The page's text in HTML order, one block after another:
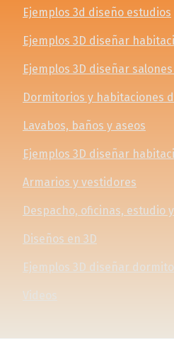
Ejemplos 3d diseño estudios
Ejemplos 3D diseñar
Ejemplos 3D diseñar
Dormitorios y habitaciones
Lavabos, baños y aseos
Ejemplos 3D diseñar
Armarios y vestidores
Despacho, oficinas, estudio
Diseños en 3D
Ejemplos 3D diseñar
Videos